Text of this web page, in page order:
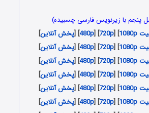
پنجم با زیرنویس فارسی چسبیده)
] [
720p
] [
480p
] [پخش آنلاین]
] [
720p
] [
480p
] [پخش آنلاین]
] [
720p
] [
480p
] [پخش آنلاین]
] [
720p
] [
480p
] [پخش آنلاین]
] [
720p
] [
480p
] [پخش آنلاین]
] [
720p
] [
480p
] [پخش آنلاین]